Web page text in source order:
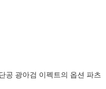
공 광아검 이펙트의 옵션 파츠